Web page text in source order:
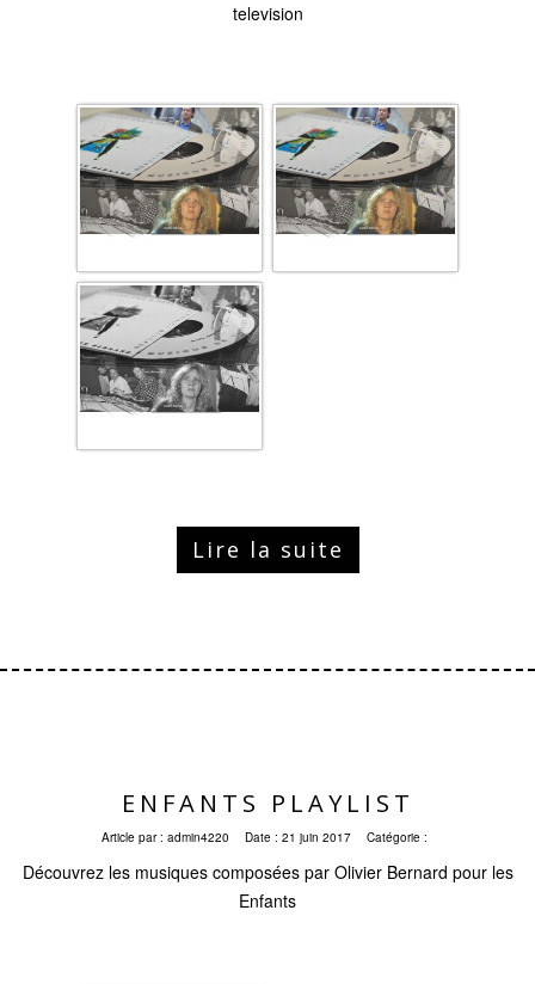
television
Lire la suite
ENFANTS PLAYLIST
Article par : admin4220 Date : 21 juin 2017 Catégorie :
Découvrez les musiques composées par Olivier Bernard pour les
Enfants